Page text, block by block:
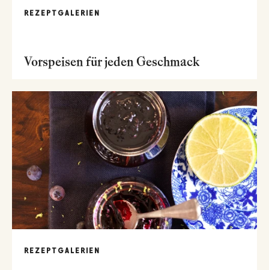
REZEPTGALERIEN
Vorspeisen für jeden Geschmack
REZEPTGALERIEN